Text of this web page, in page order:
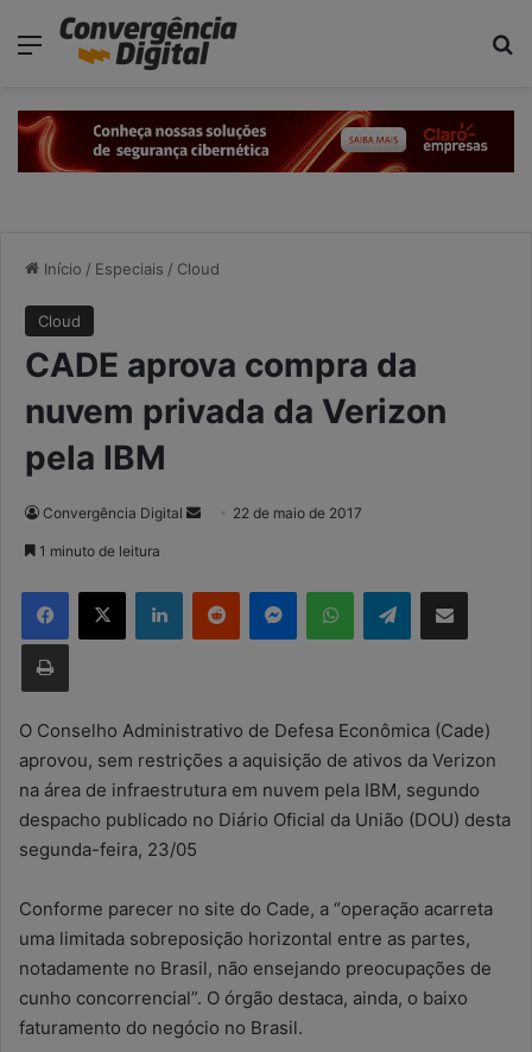
Menu
Início / Especiais / Cloud
Cloud
CADE aprova compra da
nuvem privada da Verizon
pela IBM
Convergência Digital
d
-
m
a
i
22 de maio de 2017
1 minuto de leitura
Telegram
O Conselho Administrativo de Defesa Econômica (Cade)
aprovou, sem restrições a aquisição de ativos da Verizon
na área de infraestrutura em nuvem pela IBM, segundo
despacho publicado no Diário Oficial da União (DOU) desta
segunda-feira, 23/05
Conforme parecer no site do Cade, a “operação acarreta
uma limitada sobreposição horizontal entre as partes,
notadamente no Brasil, não ensejando preocupações de
cunho concorrencial”. O órgão destaca, ainda, o baixo
faturamento do negócio no Brasil.